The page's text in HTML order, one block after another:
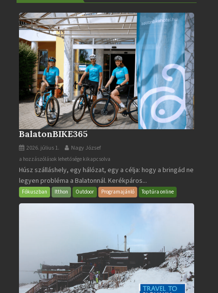
BalatonBIKE365
2026. július 1. Nagy József
BalatonBIKE365
bejegyzéshez
a hozzászólások lehetősége kikapcsolva
Húsz szálláshely, egy hálózat, egy a célja: hogy a bringád ne
legyen probléma a Balatonnál. Kerékpáros...
Fókuszban Itthon Outdoor Programajánló Toptúra online